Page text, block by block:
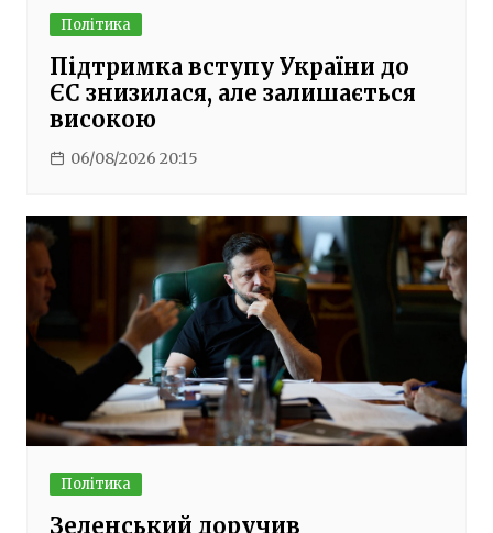
Політика
Підтримка вступу України до
ЄС знизилася, але залишається
високою
06/08/2026 20:15
Політика
Зеленський доручив